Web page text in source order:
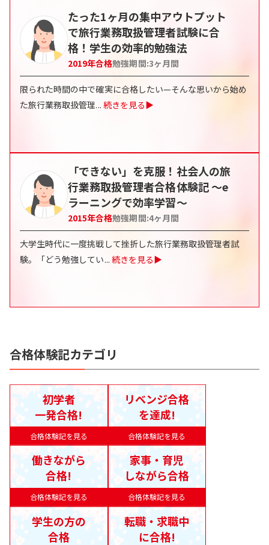
たった1ヶ月の集中アウトプット
で旅行業務取扱管理者試験に合
格！学生の効率的勉強法
2019年合格勉強期間:3ヶ月間
限られた時間の中で確実に合格したい—そんな思いから始め
た旅行業務取扱管理... 続きを見る▶
「できない」を克服！社会人の旅
行業務取扱管理者合格体験記 〜e
ラーニングで効率学習〜
2015年合格勉強期間:4ヶ月間
大学生時代に一度挑戦して挫折した旅行業務取扱管理者試
験。「どう勉強してい... 続きを見る▶
合格体験記カテゴリ
合格体験記を見る
初学者
一発合格!
合格体験記を見る
リベンジ合格
を達成!
合格体験記を見る
働きながら
合格!
合格体験記を見る
家事・育児
しながら合格
学生の方の
合格
転職・求職中
に合格!